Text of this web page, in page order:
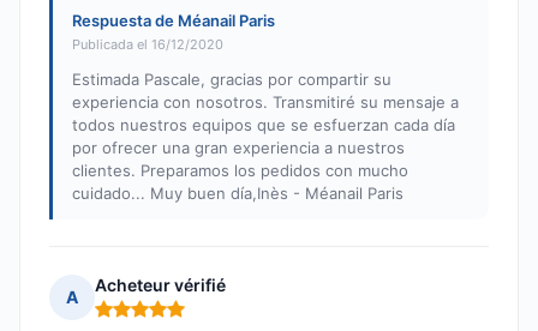
Respuesta de Méanail Paris
Publicada el 16/12/2020
Estimada Pascale, gracias por compartir su
experiencia con nosotros. Transmitiré su mensaje a
todos nuestros equipos que se esfuerzan cada día
por ofrecer una gran experiencia a nuestros
clientes. Preparamos los pedidos con mucho
cuidado... Muy buen día,Inès - Méanail Paris
A
Acheteur vérifié
Nota: 5 de 5